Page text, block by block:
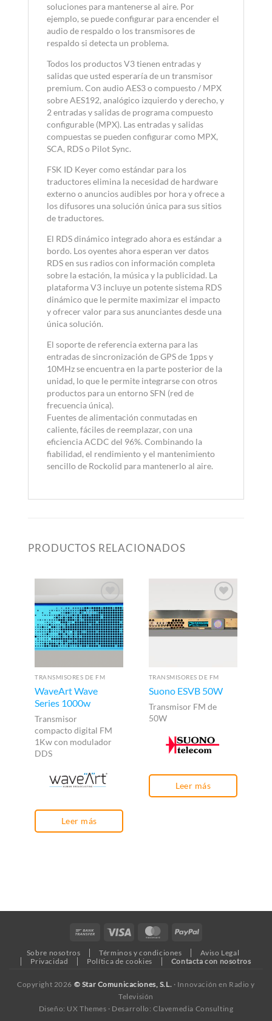
soluciones para mantenerse al aire. Por
ejemplo, se puede configurar para encender el
audio de respaldo o los transmisores de
respaldo si detecta un problema.
Todos los productos V3 tienen entradas y
salidas que usted esperaría de un transmisor
premium. Con audio AES3 o compuesto / MPX
sobre AES192, analógico izquierdo y derecho, y
2 entradas y salidas de programa compuesto
configurable (MPX). Las entradas y salidas
compuestas se pueden configurar como MPX,
SCA, RDS o Pilot Sync.
FSK ID Keyer como estándar para los
traductores elimina la necesidad de hardware
externo o anuncios audibles por hora y ofrece a
los difusores una solución única para sus sitios
de traductores.
El RDS dinámico integrado ahora es estándar a
bordo. Los oyentes ahora esperan ver datos
RDS en sus radios con información completa
sobre la estación, la música y la publicidad. La
plataforma V3 incluye un potente sistema RDS
dinámico que le permite maximizar el impacto
y ofrecer valor para sus anunciantes desde una
única solución.
El soporte de referencia externa para las
entradas de sincronización de GPS de 1pps y
10MHz se encuentra en la parte posterior de la
unidad, lo que le permite integrarse con otros
productos para un entorno SFN (red de
frecuencia única).
Fuentes de alimentación conmutadas en
caliente, fáciles de reemplazar, con una
eficiencia ACDC del 96%. Combinando la
fiabilidad, el rendimiento y el mantenimiento
sencillo de Rockolid para mantenerlo al aire.
PRODUCTOS RELACIONADOS
TRANSMISORES DE FM
WaveArt Wave
Series 1000w
Transmisor
compacto digital FM
1Kw con modulador
DDS
Leer más
TRANSMISORES DE FM
Suono ESVB 50W
Transmisor FM de
50W
Leer más
Bank
Visa MasterCardPayPal
Sobre nosotros Términos y condiciones
Aviso Legal
Privacidad
Política de cookies Contacta con nosotros
Copyright 2026 © Star Comunicaciones, S.L. · Innovación en Radio y
Televisión
Diseño: UX Themes · Desarrollo: Clavemedia Consulting